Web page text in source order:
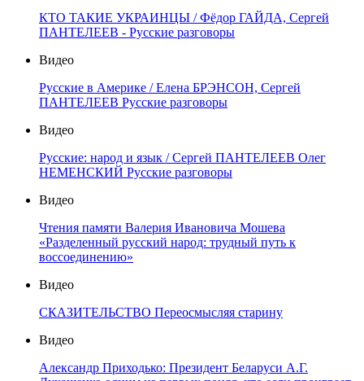
КТО ТАКИЕ УКРАИНЦЫ / Фёдор ГАЙДА, Сергей
ПАНТЕЛЕЕВ - Русские разговоры
Видео
Русские в Америке / Елена БРЭНСОН, Сергей
ПАНТЕЛЕЕВ Русские разговоры
Видео
Русские: народ и язык / Сергей ПАНТЕЛЕЕВ Олег
НЕМЕНСКИЙ Русские разговоры
Видео
Чтения памяти Валерия Ивановича Мошева
«Разделенный русский народ: трудный путь к
воссоединению»
Видео
СКАЗИТЕЛЬСТВО Переосмысляя старину
Видео
Александр Приходько: Президент Беларуси А.Г.